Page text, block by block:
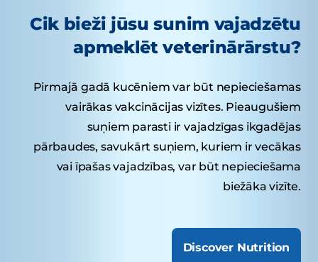
Cik bieži jūsu sunim vajadzētu
apmeklēt veterinārārstu?
Pirmajā gadā kucēniem var būt nepieciešamas
vairākas vakcinācijas vizītes. Pieaugušiem
suņiem parasti ir vajadzīgas ikgadējas
pārbaudes, savukārt suņiem, kuriem ir vecākas
vai īpašas vajadzības, var būt nepieciešama
biežāka vizīte.
Discover Nutrition